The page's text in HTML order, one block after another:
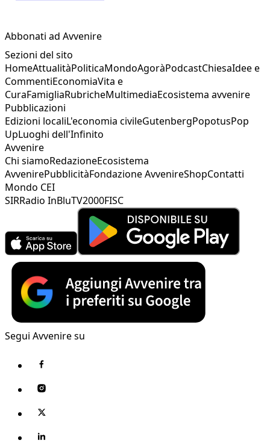
Abbonati ad Avvenire
Sezioni del sito
HomeAttualitàPoliticaMondoAgoràPodcastChiesaIdee e
CommentiEconomiaVita e
CuraFamigliaRubricheMultimediaEcosistema avvenire
Pubblicazioni
Edizioni localiL'economia civileGutenbergPopotusPop
UpLuoghi dell'Infinito
Avvenire
Chi siamoRedazioneEcosistema
AvvenirePubblicitàFondazione AvvenireShopContatti
Mondo CEI
SIRRadio InBluTV2000FISC
Segui Avvenire su